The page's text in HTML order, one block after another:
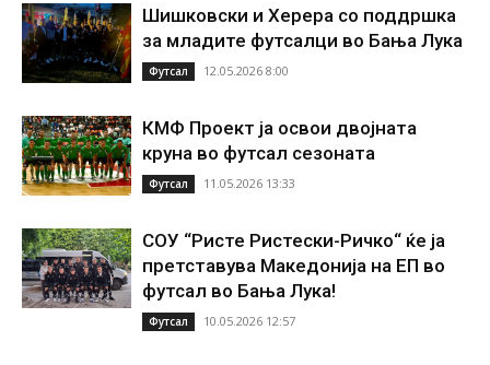
Шишковски и Херера со поддршка
за младите футсалци во Бања Лука
Футсал 12.05.2026 8:00
КМФ Проект ја освои двојната
круна во футсал сезоната
Футсал 11.05.2026 13:33
СОУ “Ристе Ристески-Ричко“ ќе ја
претставува Македонија на ЕП во
футсал во Бања Лука!
Футсал 10.05.2026 12:57